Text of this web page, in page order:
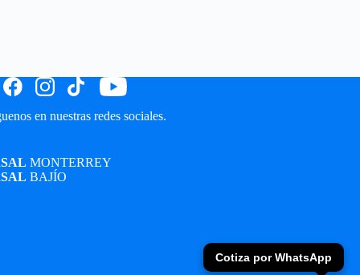
en nuestras redes sociales.
MONTERREY
BAJÍO
Cotiza por WhatsApp